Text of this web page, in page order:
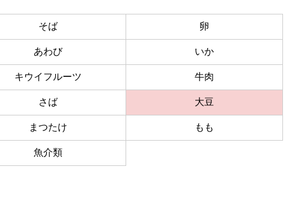
そば 卵
あわび いか
キウイフルーツ 牛肉
さば 大豆
まつたけ もも
魚介類